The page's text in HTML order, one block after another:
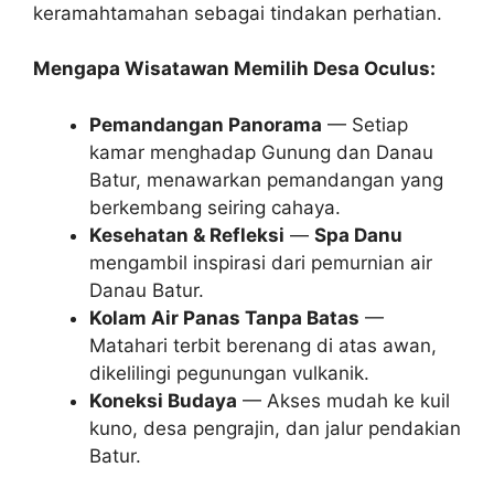
keramahtamahan sebagai tindakan perhatian.
Mengapa Wisatawan Memilih Desa Oculus:
Pemandangan Panorama — Setiap
kamar menghadap Gunung dan Danau
Batur, menawarkan pemandangan yang
berkembang seiring cahaya.
Kesehatan & Refleksi — Spa Danu
mengambil inspirasi dari pemurnian air
Danau Batur.
Kolam Air Panas Tanpa Batas —
Matahari terbit berenang di atas awan,
dikelilingi pegunungan vulkanik.
Koneksi Budaya — Akses mudah ke kuil
kuno, desa pengrajin, dan jalur pendakian
Batur.